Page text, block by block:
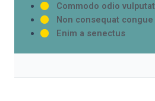
Commodo odio
Non consequat congue
Enim a senectus